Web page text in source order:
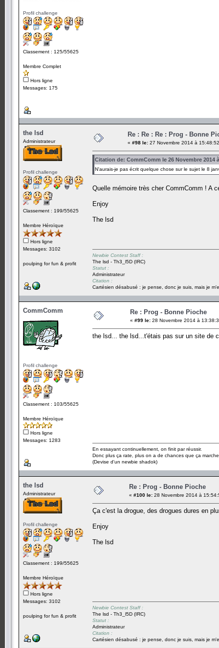
Profil challenge
Classement : 125/55625
Membre Complet
Hors ligne
Messages: 175
the lsd
Administrateur
Profil challenge
Classement : 199/55625
Membre Héroïque
Hors ligne
Messages: 3102
poulping for fun & profit
Re : Re : Re : Prog - Bonne
« #98 le: 27 Novembre 2014 à
Citation de: CommComm le 26 Novembre 2014
N'aurais-je pas écrit quelque chose sur le sujet le 8
Quelle mémoire très cher CommComm ! A
Enjoy
The lsd
Newbie Contest Staff :
The lsd - Th3_l5D (IRC)
Statut :
Administrateur
Citation :
Cartésien désabusé : je pense, donc je suis, mais je
CommComm
Profil challenge
Classement : 103/55625
Membre Héroïque
Hors ligne
Messages: 1283
Re : Prog - Bonne Pioche
« #99 le: 28 Novembre 2014 à
the lsd... the lsd...t'étais pas sur un site de
En essayant continuellement, on finit par réussir.
Donc plus ça rate, plus on a de chances que ça
(Devise d'un newbie shadok)
the lsd
Administrateur
Profil challenge
Classement : 199/55625
Membre Héroïque
Hors ligne
Messages: 3102
poulping for fun & profit
Re : Prog - Bonne Pioche
« #100 le: 28 Novembre 2014 à
Ça c'est la drogue, des drogues dures en
Enjoy
The lsd
Newbie Contest Staff :
The lsd - Th3_l5D (IRC)
Statut :
Administrateur
Citation :
Cartésien désabusé : je pense, donc je suis, mais je